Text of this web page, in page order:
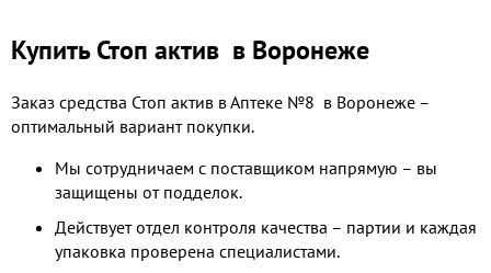
Купить Стоп актив в Воронеже
Заказ средства Стоп актив в Аптеке №8 в Воронеже –
оптимальный вариант покупки.
Мы сотрудничаем с поставщиком напрямую – вы
защищены от подделок.
Действует отдел контроля качества – партии и каждая
упаковка проверена специалистами.